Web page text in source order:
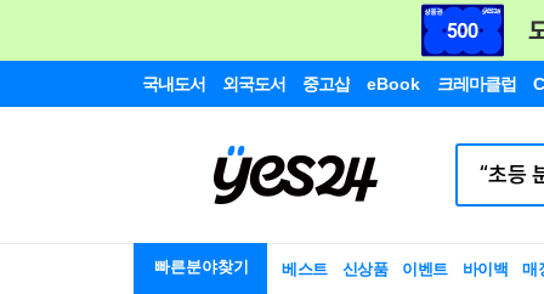
국내도서 외국도서 중고샵 eBook 크레마클럽
빠른분야찾기 베스트 신상품 이벤트 바이백 매